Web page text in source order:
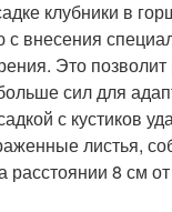
клубники в
внесения
Это
сил для
с кустиков
листья,
расстоянии 8 см